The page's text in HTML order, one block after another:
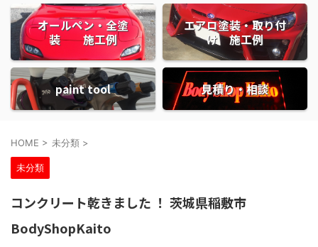
オールペン・全塗
装 施工例
エアロ塗装・取り付
け 施工例
paint tool 見積り・相談
HOME > 未分類 >
未分類
コンクリート乾きました ！ 茨城県稲敷市
BodyShopKaito